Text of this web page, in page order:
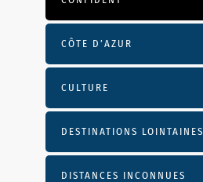
CÔTE D’AZUR
CULTURE
DESTINATIONS LOINTAINES
DISTANCES INCONNUES